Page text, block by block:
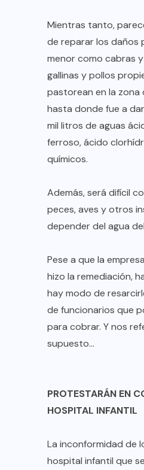
Mientras tanto,
de reparar los daños
menor como cabras
gallinas y pollos
pastorean en la zona
hasta donde fue a
mil litros de aguas
ferroso, ácido
químicos.
Además, será difícil
peces, aves y otros
depender del agua
Pese a que la
hizo la remediación,
hay modo de
de funcionarios que
para cobrar. Y nos
supuesto…
PROTESTARÁN EN
HOSPITAL INFANTIL
La inconformidad de
hospital infantil que